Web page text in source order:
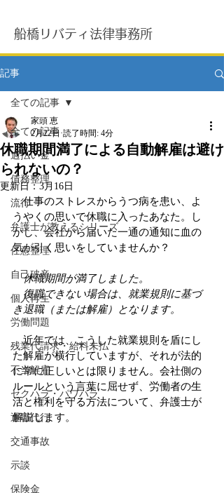
船橋リバティ法律事務所
記事
全ての記事
過払い金
債務整理
流行
弁護士が教えるシリーズ
任意整理
自己破産
個人再生
労働問題
残業代請求・給料未払
不当解雇
セクハラ・パワハラ
退職代行
交通事故
示談
保険金
全ての記事
休職期間満了による自動解雇は避け
られないの？
家頭 恵
2月22日 読了時間: 4分
更新日：3月16日
仕事のストレスからうつ病を患い、よ
うやくの思いで休職に入ったあなた。し
かし、会社から届いた一通の通知に血の
気が引く思いをしていませんか？
休職期間が満了しました。
復職できない場合は、就業規則に基づ
き退職（または解雇）となります。
近年では、こうした就業規則を盾にし
た解雇が横行していますが、それが法的
に常に正しいとは限りません。会社側の
ルールという言葉に屈せず、労働者の生
活と権利を守る方法について、弁護士が
解説します。